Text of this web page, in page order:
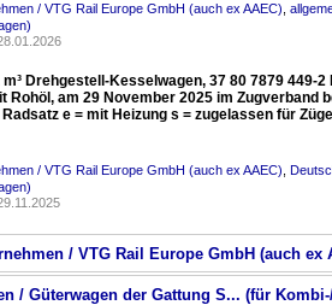
/ VTG Rail Europe GmbH (auch ex AAEC)
Drehgestell-Kesselwagen, 37 80 7879 449-
Rohöl, am 29 November 2025 im
e = mit Heizung s = zugelassen für
/ VTG Rail Europe GmbH (auch ex AAEC)
/ VTG Rail Europe GmbH (auch ex
/ Güterwagen der Gattung S... (für